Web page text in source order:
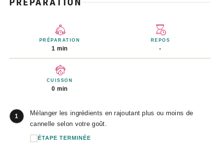
PRÉPARATION
1 min
REPOS
-
CUISSON
0 min
1
Mélanger les ingrédients en rajoutant plus ou moins de
cannelle selon votre goût.
ÉTAPE TERMINÉE